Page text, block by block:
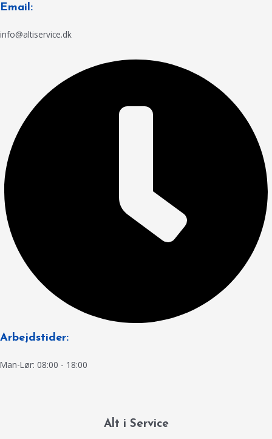
Email:
info@altiservice.dk
Arbejdstider:
Man-Lør: 08:00 - 18:00
Alt i Service